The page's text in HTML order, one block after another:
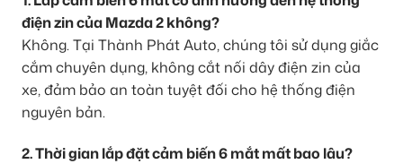
điện zin của Mazda 2 không?
Không. Tại Thành Phát Auto, chúng tôi sử dụng giắc
cắm chuyên dụng, không cắt nối dây điện zin của
xe, đảm bảo an toàn tuyệt đối cho hệ thống điện
nguyên bản.
2. Thời gian lắp đặt cảm biến 6 mắt mất bao lâu?